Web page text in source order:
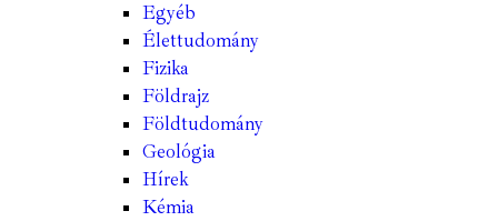
Egyéb
Élettudomány
Fizika
Földrajz
Földtudomány
Geológia
Hírek
Kémia